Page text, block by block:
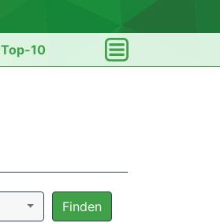
Top-10
Finden